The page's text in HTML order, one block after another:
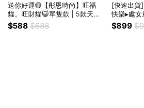
送你好運🔴【彤恩時尚】旺福
貓。旺財貓😺單隻款 | 5款天然
水晶 招財貓 |生日禮物 七夕情人
節禮物 父親節禮物【快速出貨/
$588 $688
[快速出貨
快樂▸處女
熊音樂鈴
E禮物獨
$899